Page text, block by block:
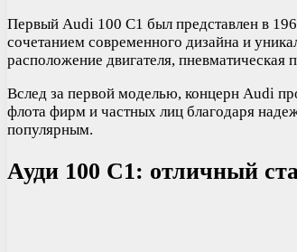
Первый Audi 100 C1 был представлен в
сочетанием современного дизайна и
расположение двигателя, пневматическая
Вслед за первой моделью, концерн Audi
флота фирм и частных лиц благодаря
популярным.
Ауди 100 С1: отличный